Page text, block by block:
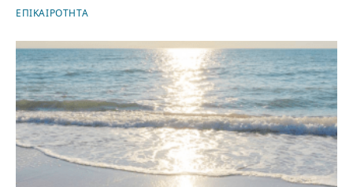
ΕΠΙΚΑΙΡΟΤΗΤΑ